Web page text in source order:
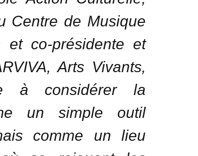
Centre de Musique
et co-présidente et
Arts Vivants,
à considérer la
un simple outil
comme un lieu